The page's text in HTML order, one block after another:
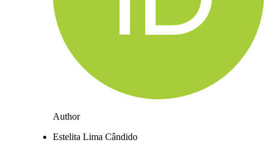
Author
Estelita Lima Cândido